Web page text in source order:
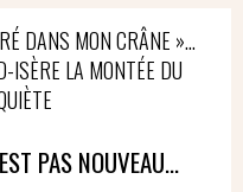
DANS MON CRÂNE »…
ISÈRE LA MONTÉE DU
PAS NOUVEAU...